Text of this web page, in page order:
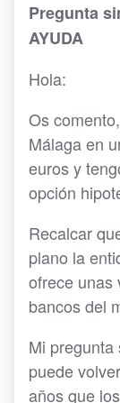
Pregunta
AYUDA
Hola:
Os
Málaga en
euros y
opción
Recalcar
plano la
ofrece unas
bancos del
Mi
puede
años que